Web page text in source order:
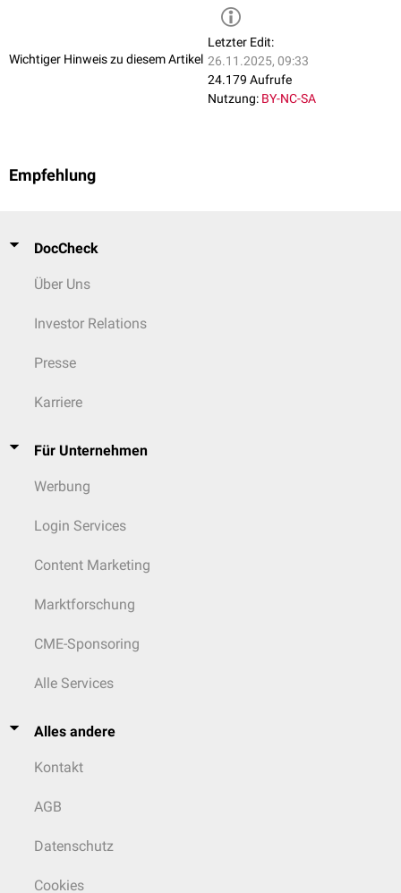
Wichtiger Hinweis zu diesem Artikel
Letzter Edit:
26.11.2025, 09:33
24.179 Aufrufe
Nutzung: BY-NC-SA
Empfehlung
DocCheck
Über Uns
Investor Relations
Presse
Karriere
Für Unternehmen
Werbung
Login Services
Content Marketing
Marktforschung
CME-Sponsoring
Alle Services
Alles andere
Kontakt
AGB
Datenschutz
Cookies